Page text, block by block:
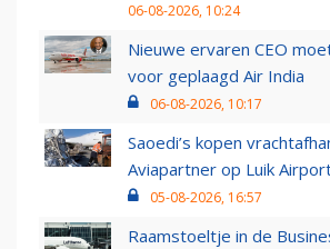
06-08-2026, 10:24
Nieuwe ervaren CEO
voor geplaagd Air India
06-08-2026, 10:17
Saoedi’s kopen
Aviapartner op Luik
05-08-2026, 16:57
Raamstoeltje in de